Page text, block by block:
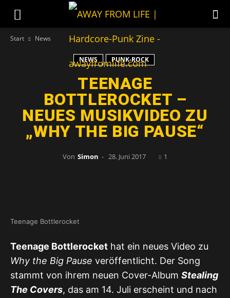
Start News
NEWS PUNK-ROCK
TEENAGE
BOTTLEROCKET –
NEUES MUSIKVIDEO ZU
„WHY THE BIG PAUSE“
Von Simon - 28. Juni 2017 1
Teenage Bottlerocket
Teenage Bottlerocket hat ein neues Video zu
Why the Big Pause veröffentlicht. Der Song
stammt von ihrem neuen Cover-Album Stealing
The Covers, das am 14. Juli erscheint und nach